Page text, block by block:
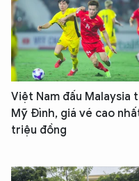
Việt Nam đấu Malaysia
Mỹ Đình, giá vé cao
triệu đồng